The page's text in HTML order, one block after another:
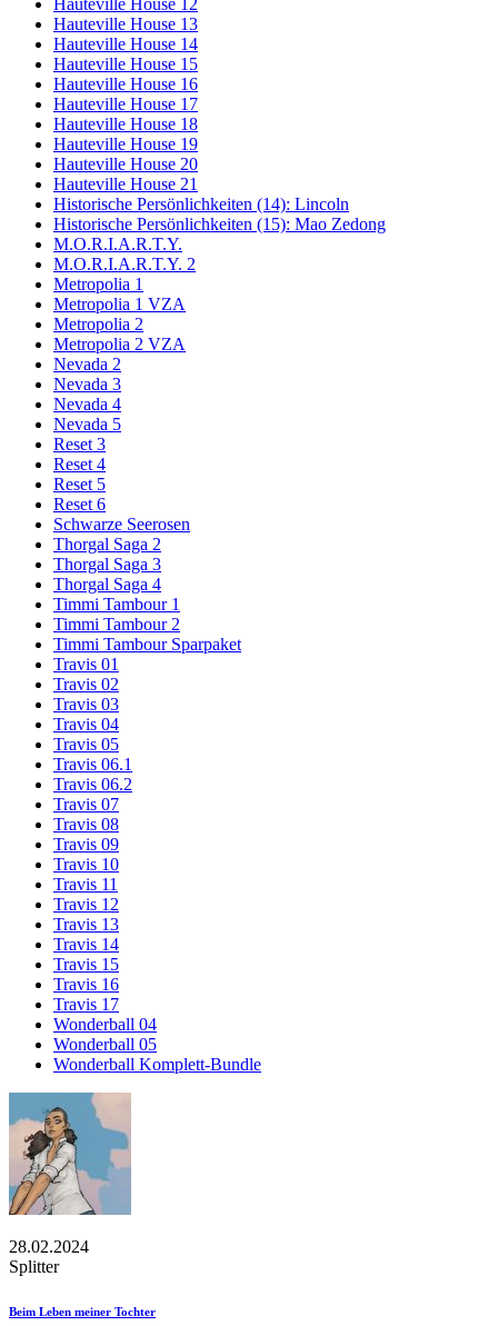
Hauteville House 12
Hauteville House 13
Hauteville House 14
Hauteville House 15
Hauteville House 16
Hauteville House 17
Hauteville House 18
Hauteville House 19
Hauteville House 20
Hauteville House 21
Historische Persönlichkeiten (14): Lincoln
Historische Persönlichkeiten (15): Mao Zedong
M.O.R.I.A.R.T.Y.
M.O.R.I.A.R.T.Y. 2
Metropolia 1
Metropolia 1 VZA
Metropolia 2
Metropolia 2 VZA
Nevada 2
Nevada 3
Nevada 4
Nevada 5
Reset 3
Reset 4
Reset 5
Reset 6
Schwarze Seerosen
Thorgal Saga 2
Thorgal Saga 3
Thorgal Saga 4
Timmi Tambour 1
Timmi Tambour 2
Timmi Tambour Sparpaket
Travis 01
Travis 02
Travis 03
Travis 04
Travis 05
Travis 06.1
Travis 06.2
Travis 07
Travis 08
Travis 09
Travis 10
Travis 11
Travis 12
Travis 13
Travis 14
Travis 15
Travis 16
Travis 17
Wonderball 04
Wonderball 05
Wonderball Komplett-Bundle
28.02.2024
Splitter
Beim Leben meiner Tochter